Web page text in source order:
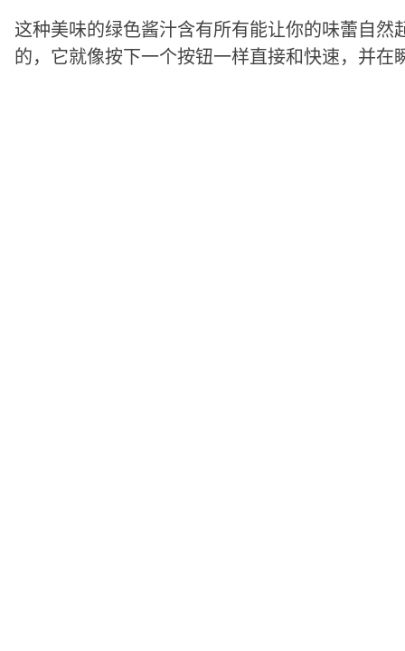
这种美味的绿色酱汁含有所有能让你的味蕾自
的，它就像按下一个按钮一样直接和快速，并在